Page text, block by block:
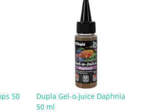
50
Dupla Gel-o-Juice Daphnia
50 ml